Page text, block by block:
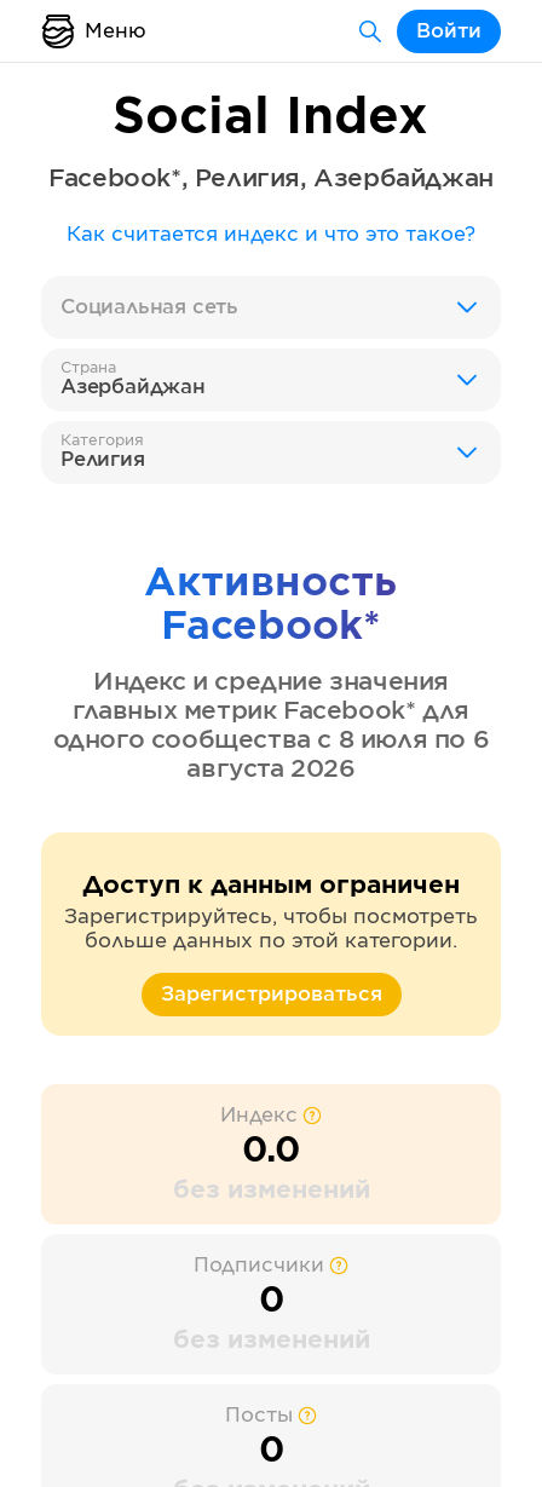
Меню Войти
Social Index
Facebook*, Религия, Азербайджан
Как считается индекс и что это такое?
Социальная сеть
Страна
Азербайджан
Категория
Религия
Активность
Facebook*
Индекс и средние значения
главных метрик Facebook* для
одного сообщества с 8 июля по 6
августа 2026
Доступ к данным ограничен
Зарегистрируйтесь, чтобы посмотреть
больше данных по этой категории.
Зарегистрироваться
Индекс
0.0
без изменений
Подписчики
0
без изменений
Посты
0